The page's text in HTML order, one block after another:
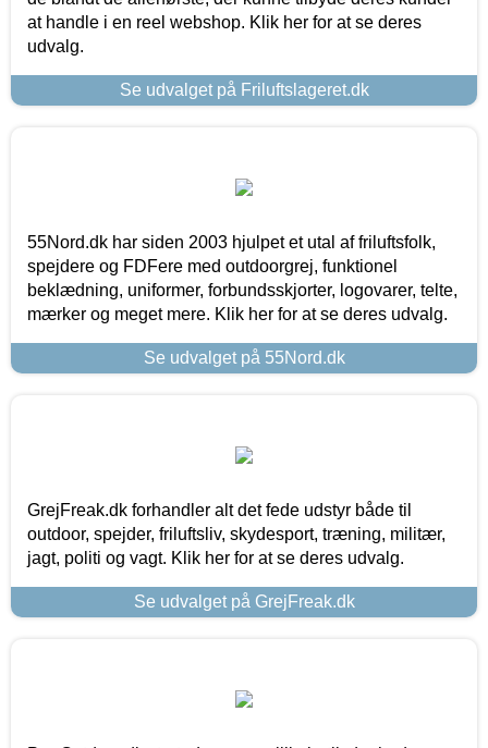
at handle i en reel webshop. Klik her for at se deres
udvalg.
Se udvalget på Friluftslageret.dk
55Nord.dk har siden 2003 hjulpet et utal af friluftsfolk,
spejdere og FDFere med outdoorgrej, funktionel
beklædning, uniformer, forbundsskjorter, logovarer, telte,
mærker og meget mere. Klik her for at se deres udvalg.
Se udvalget på 55Nord.dk
GrejFreak.dk forhandler alt det fede udstyr både til
outdoor, spejder, friluftsliv, skydesport, træning, militær,
jagt, politi og vagt. Klik her for at se deres udvalg.
Se udvalget på GrejFreak.dk